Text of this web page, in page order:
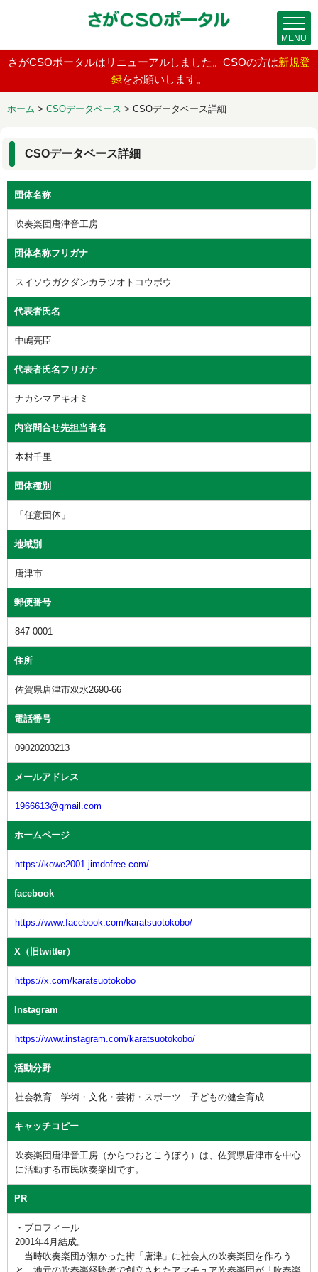
さがCSOポータルはリニューアルしました。CSOの方は新規登
録をお願いします。
ホーム > CSOデータベース > CSOデータベース詳細
CSOデータベース詳細
団体名称
吹奏楽団唐津音工房
団体名称フリガナ
スイソウガクダンカラツオトコウボウ
代表者氏名
中嶋亮臣
代表者氏名フリガナ
ナカシマアキオミ
内容問合せ先担当者名
本村千里
団体種別
「任意団体」
地域別
唐津市
郵便番号
847-0001
住所
佐賀県唐津市双水2690-66
電話番号
09020203213
メールアドレス
1966613@gmail.com
ホームページ
https://kowe2001.jimdofree.com/
facebook
https://www.facebook.com/karatsuotokobo/
X（旧twitter）
https://x.com/karatsuotokobo
Instagram
https://www.instagram.com/karatsuotokobo/
活動分野
社会教育 学術・文化・芸術・スポーツ 子どもの健全育成
キャッチコピー
吹奏楽団唐津音工房（からつおとこうぼう）は、佐賀県唐津市を中心
に活動する市民吹奏楽団です。
PR
・プロフィール
2001年4月結成。
当時吹奏楽団が無かった街「唐津」に社会人の吹奏楽団を作ろう
MENU